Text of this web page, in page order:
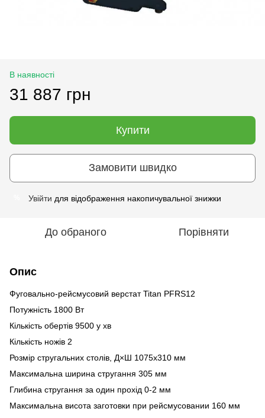
В наявності
31 887 грн
Купити
Замовити швидко
Увійти для відображення накопичувальної знижки
До обраного Порівняти
Опис
Фуговально-рейсмусовий верстат Titan PFRS12
Потужність 1800 Вт
Кількість обертів 9500 у хв
Кількість ножів 2
Розмір стругальних столів, Д×Ш 1075х310 мм
Максимальна ширина стругання 305 мм
Глибина стругання за один прохід 0-2 мм
Максимальна висота заготовки при рейсмусовании 160 мм